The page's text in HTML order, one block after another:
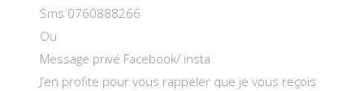
Sms 0760888266
Ou
Message privé Facebook/ insta
J’en profite pour vous rappeler que je vous reçois